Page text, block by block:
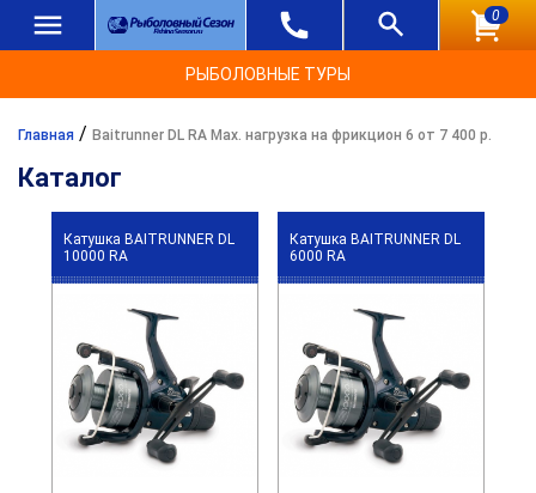
0
РЫБОЛОВНЫЕ ТУРЫ
Главная / Baitrunner DL RA Max. нагрузка на фрикцион 6 от 7 400 р.
Каталог
Катушка BAITRUNNER DL
10000 RA
Катушка BAITRUNNER DL
6000 RA